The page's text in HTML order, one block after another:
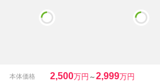
本体価格 2,500万円 ～2,999万円